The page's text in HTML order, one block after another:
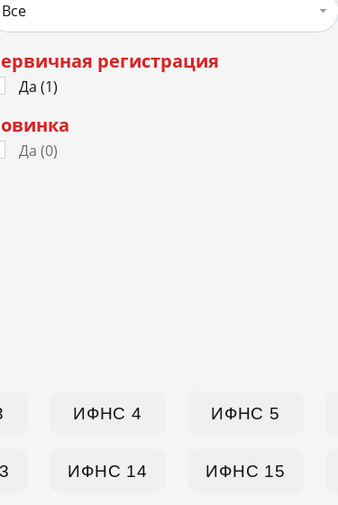
Все
регистрация
Да (1)
Да (0)
ИФНС 4 ИФНС 5
ИФНС 14 ИФНС 15